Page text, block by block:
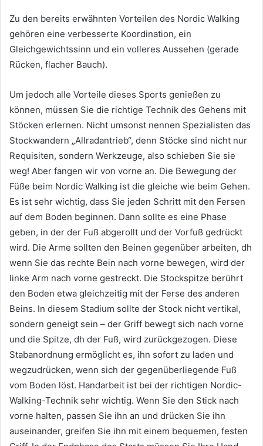
Zu den bereits erwähnten Vorteilen des Nordic Walking
gehören eine verbesserte Koordination, ein
Gleichgewichtssinn und ein volleres Aussehen (gerade
Rücken, flacher Bauch).
Um jedoch alle Vorteile dieses Sports genießen zu
können, müssen Sie die richtige Technik des Gehens mit
Stöcken erlernen. Nicht umsonst nennen Spezialisten das
Stockwandern „Allradantrieb“, denn Stöcke sind nicht nur
Requisiten, sondern Werkzeuge, also schieben Sie sie
weg! Aber fangen wir von vorne an. Die Bewegung der
Füße beim Nordic Walking ist die gleiche wie beim Gehen.
Es ist sehr wichtig, dass Sie jeden Schritt mit den Fersen
auf dem Boden beginnen. Dann sollte es eine Phase
geben, in der der Fuß abgerollt und der Vorfuß gedrückt
wird. Die Arme sollten den Beinen gegenüber arbeiten, dh
wenn Sie das rechte Bein nach vorne bewegen, wird der
linke Arm nach vorne gestreckt. Die Stockspitze berührt
den Boden etwa gleichzeitig mit der Ferse des anderen
Beins. In diesem Stadium sollte der Stock nicht vertikal,
sondern geneigt sein – der Griff bewegt sich nach vorne
und die Spitze, dh der Fuß, wird zurückgezogen. Diese
Stabanordnung ermöglicht es, ihn sofort zu laden und
wegzudrücken, wenn sich der gegenüberliegende Fuß
vom Boden löst. Handarbeit ist bei der richtigen Nordic-
Walking-Technik sehr wichtig. Wenn Sie den Stick nach
vorne halten, passen Sie ihn an und drücken Sie ihn
auseinander, greifen Sie ihn mit einem bequemen, festen